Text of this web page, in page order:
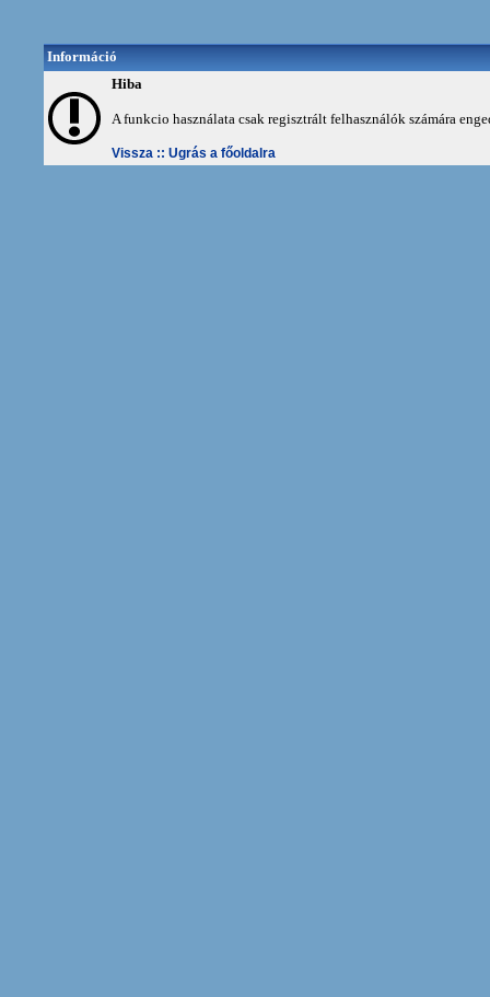
Információ
Hiba
A funkcio használata csak regisztrált felhasználók számára
Vissza :: Ugrás a főoldalra